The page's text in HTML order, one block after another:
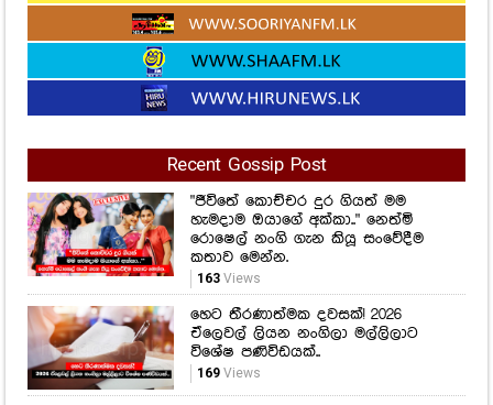
Recent Gossip Post
"ජීවිතේ කොච්චර දුර ගියත් මම
හැමදාම ඔයාගේ අක්කා.." නෙත්මි
රොෂෙල් නංගි ගැන කියූ සංවේදීම
කතාව මෙන්න.
163Views
හෙට තීරණාත්මක දවසක්! 2026
ඒලෙවල් ලියන නංගිලා මල්ලිලාට
විශේෂ පණිවිඩයක්..
169Views